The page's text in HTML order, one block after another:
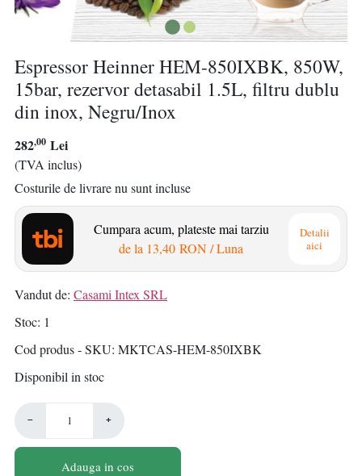
Espressor Heinner HEM-850IXBK, 850W,
15bar, rezervor detasabil 1.5L, filtru dublu
din inox, Negru/Inox
282,00 Lei
(TVA inclus)
Costurile de livrare nu sunt incluse
Cumpara acum, plateste mai tarziu
de la 13,40 RON/ Luna
Detalii
aici
Vandut de: Casami Intex SRL
Stoc 1
Cod produs - SKU MKTCAS-HEM-850IXBK
Disponibil in stoc
− +
Adauga in cos